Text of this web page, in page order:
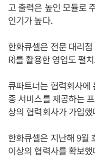
고 출력은 높인 모듈로
인기가 높다.
한화큐셀은 전문 대리
R)를 활용한 영업도 펼
큐파트너는 협력회사에
종 서비스를 제공하는
상의 협력회사가 가입했
한화큐셀은 지난해 9월
이상의 협력사를 확보했